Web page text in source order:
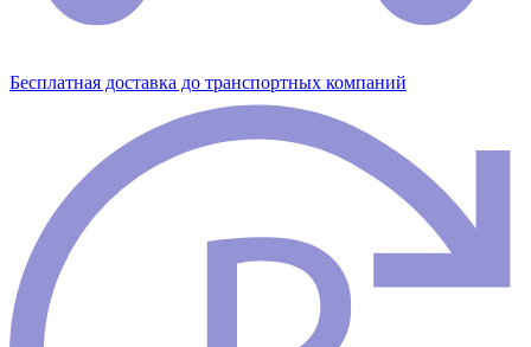
Бесплатная доставка до транспортных компаний